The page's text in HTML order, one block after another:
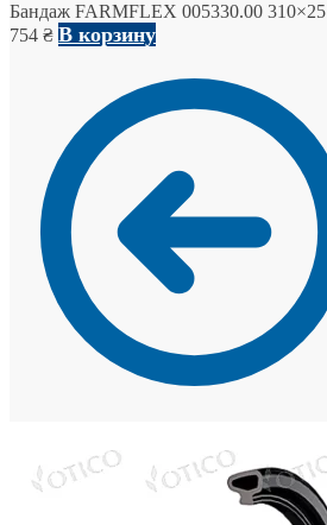
Бандаж FARMFLEX 005330.00 310×25
754 ₴ В корзину